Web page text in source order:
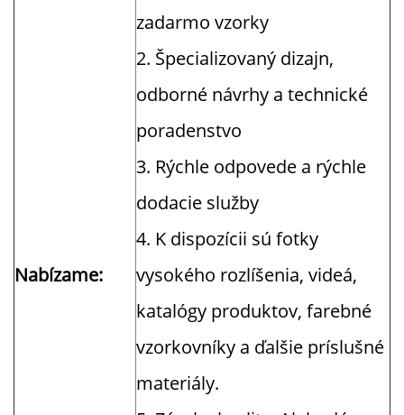
Nabízame:
zadarmo vzorky
2. Špecializovaný dizajn,
odborné návrhy a technické
poradenstvo
3. Rýchle odpovede a rýchle
dodacie služby
4. K dispozícii sú fotky
vysokého rozlíšenia, videá,
katalógy produktov, farebné
vzorkovníky a ďalšie príslušné
materiály.